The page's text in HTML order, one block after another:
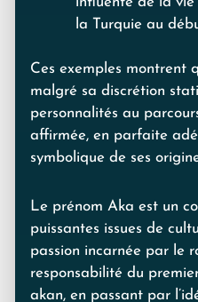
la Turquie au
Ces exemples montrent
malgré sa discrétion
personnalités au
affirmée, en parfaite
symbolique de ses
Le prénom Aka est un
puissantes issues de
passion incarnée par le
responsabilité du
akan, en passant par